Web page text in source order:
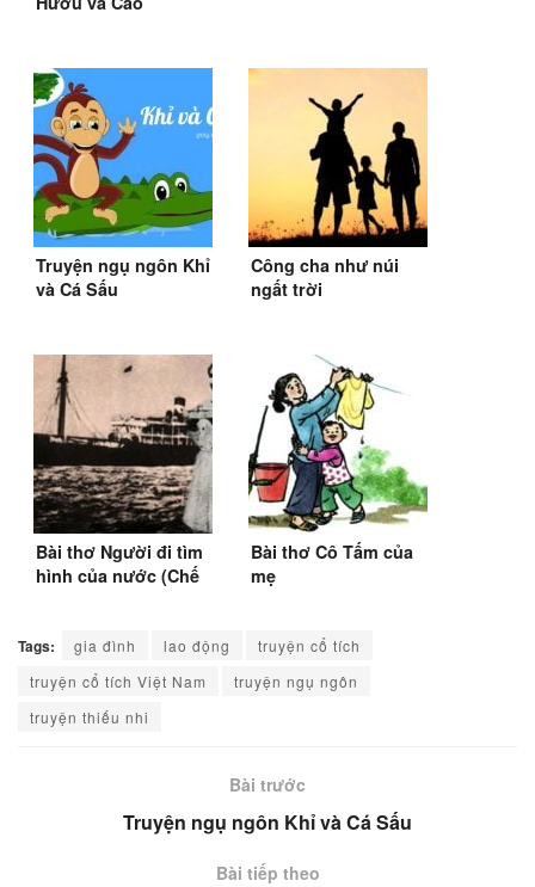
Truyện ngụ ngôn Khỉ
và Cá Sấu
Công cha như núi
ngất trời
Bài thơ Người đi tìm
hình của nước (Chế
Bài thơ Cô Tấm của
mẹ
Tags: gia đình lao động
truyện cổ tích
truyện cổ tích Việt Nam
truyện ngụ ngôn
truyện thiếu nhi
Bài trước
Truyện ngụ ngôn Khỉ và Cá Sấu
Bài tiếp theo